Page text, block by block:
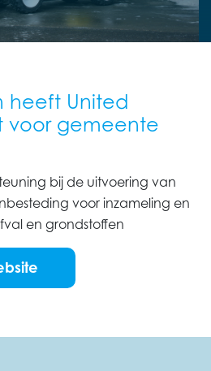
heeft United
voor gemeente
bij de uitvoering van
voor inzameling en
en grondstoffen